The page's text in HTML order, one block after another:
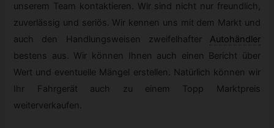
unserem Team kontaktieren. Wir sind nicht nur freundlich,
zuverlässig und seriös. Wir kennen uns mit dem Markt und
auch den Handlungsweisen zweifelhafter Autohändler
bestens aus. Wir können Ihnen auch einen Bericht über
Wert und eventuelle Mängel erstellen. Natürlich können wir
Ihr Fahrgerät auch zu einem Topp Marktpreis
weiterverkaufen.